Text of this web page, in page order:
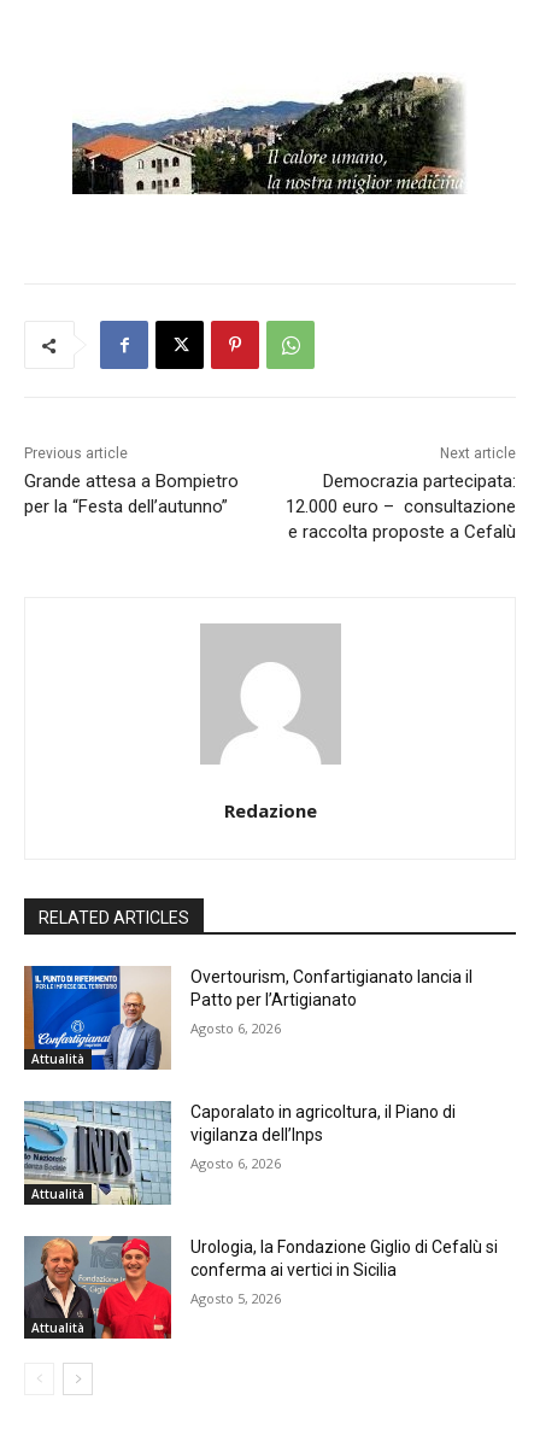
Previous article
Grande attesa a Bompietro
per la “Festa dell’autunno”
Next article
Democrazia partecipata:
12.000 euro – consultazione
e raccolta proposte a Cefalù
Redazione
RELATED ARTICLES
Attualità
Overtourism, Confartigianato lancia il
Patto per l’Artigianato
Agosto 6, 2026
Attualità
Caporalato in agricoltura, il Piano di
vigilanza dell’Inps
Agosto 6, 2026
Attualità
Urologia, la Fondazione Giglio di Cefalù si
conferma ai vertici in Sicilia
Agosto 5, 2026